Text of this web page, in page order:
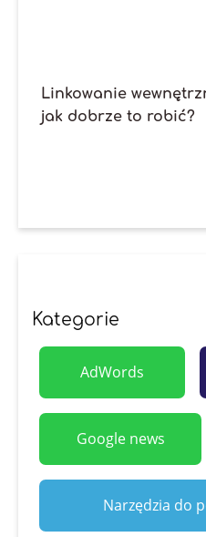
Linkowanie
jak dobrze to robić?
Kategorie
AdWords
Google news
Narzędzia do